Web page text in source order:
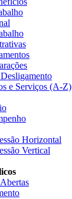
e Serviços (A-Z)
Horizontal
Vertical